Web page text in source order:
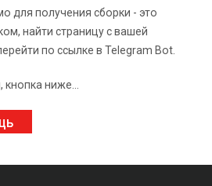
для получения сборки - это
найти страницу с вашей
по ссылке в Telegram Bot.
ниже...